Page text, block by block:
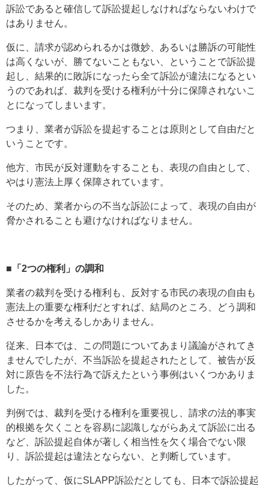
訴訟であると確信して訴訟提起しなければならないわけで
はありません。
仮に、請求が認められるかは微妙、あるいは勝訴の可能性
は高くないが、勝てないこともない、ということで訴訟提
起し、結果的に敗訴になったら全て訴訟が違法になるとい
うのであれば、裁判を受ける権利が十分に保障されないこ
とになってしまいます。
つまり、業者が訴訟を提起することは原則として自由だと
いうことです。
他方、市民が反対運動をすることも、表現の自由として、
やはり憲法上厚く保障されています。
そのため、業者からの不当な訴訟によって、表現の自由が
脅かされることも避けなければなりません。
■「2つの権利」の調和
業者の裁判を受ける権利も、反対する市民の表現の自由も
憲法上の重要な権利だとすれば、結局のところ、どう調和
させるかを考えるしかありません。
従来、日本では、この問題についてあまり議論がされてき
ませんでしたが、不当訴訟を提起されたとして、被告が反
対に原告を不法行為で訴えたという事例はいくつかありま
した。
判例では、裁判を受ける権利を重要視し、請求の法的事実
的根拠を欠くことを容易に認識しながらあえて訴訟に出る
など、訴訟提起自体が著しく相当性を欠く場合でない限
り、訴訟提起は違法とならない、と判断しています。
したがって、仮にSLAPP訴訟だとしても、日本で訴訟提起